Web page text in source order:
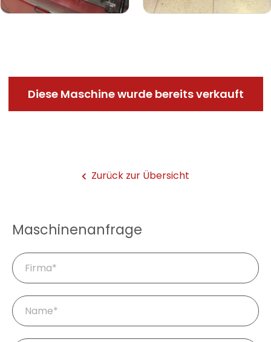
Diese Maschine wurde bereits verkauft
Zurück zur Übersicht
Maschinenanfrage
Firma
Pflichtfeld
Name